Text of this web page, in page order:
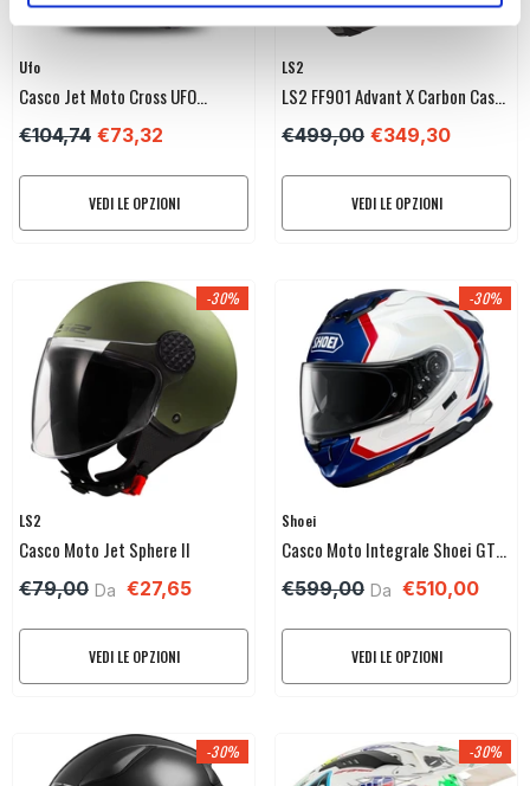
Venditore:
Ufo
Casco Jet Moto Cross UFO
Sheratan HE189
€104,74 €73,32
VEDI LE OPZIONI
Venditore:
LS2
LS2 FF901 Advant X Carbon Casco
Moto Reversibile – Future II
Bianco Blu Rosso
€499,00 €349,30
VEDI LE OPZIONI
-30%
Venditore:
LS2
Casco Moto Jet Sphere II
€79,00 Da €27,65
VEDI LE OPZIONI
-30%
Venditore:
Shoei
Casco Moto Integrale Shoei GT-
AIR 3
€599,00 Da €510,00
VEDI LE OPZIONI
-30% -30%